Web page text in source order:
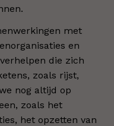
met
en
die zich
zoals rijst,
nog altijd op
zoals het
het opzetten van